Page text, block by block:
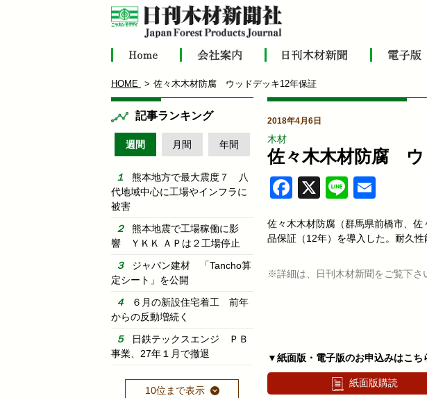
HOME 佐々木木材防腐 ウッドデッキ12年保証
2018年4月6日
木材
佐々木木材防腐 ウ
Facebook
X Line
佐々木木材防腐（群馬県前橋市、
品保証（12年）を導入した。耐久性
※詳細は、日刊木材新聞をご覧下さ
▼紙面版・電子版のお申込みはこち
紙面版購読
記事ランキング
週間 月間 年間
熊本地方で最大震度７ 八
代地域中心に工場やインフラに
被害
熊本地震で工場稼働に影
響 ＹＫＫ ＡＰは２工場停止
ジャパン建材 「Tancho算
定シート」を公開
６月の新設住宅着工 前年
からの反動増続く
日鉄テックスエンジ ＰＢ
事業、27年１月で撤退
10位まで表示